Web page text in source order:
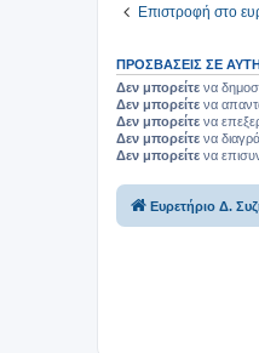
Επιστροφή στο
ΠΡΟΣΒΆΣΕΙΣ ΣΕ
Δεν μπορείτε να
Δεν μπορείτε να
Δεν μπορείτε να
Δεν μπορείτε να
Δεν μπορείτε να
Ευρετήριο Δ.